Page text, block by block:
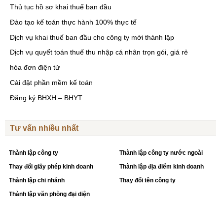
Thủ tục hồ sơ khai thuế ban đầu
Đào tạo kế toán thực hành 100% thực tế
Dịch vụ khai thuế ban đầu cho công ty mới thành lập
Dịch vụ quyết toán thuế thu nhập cá nhân trọn gói, giá rẻ
hóa đơn điện tử
Cài đặt phần mềm kế toán
Đăng ký BHXH – BHYT
Tư vấn nhiều nhất
Thành lập công ty
Thay đổi giấy phép kinh doanh
Thành lập chi nhánh
Thành lập văn phòng đại diện
Thành lập công ty nước ngoài
Thành lập địa điểm kinh doanh
Thay đổi tên công ty